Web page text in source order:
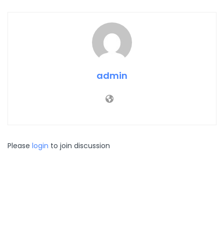
admin
Please login to join discussion